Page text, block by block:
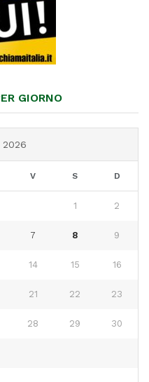
GIORNO
2026
V S D
1 2
7 8 9
14 15 16
21 22 23
28 29 30